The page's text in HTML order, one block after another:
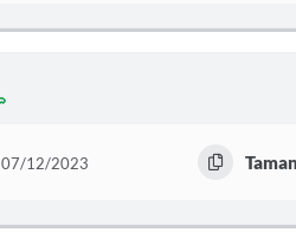
07/12/2023